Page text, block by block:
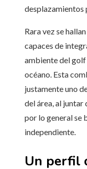
desplazamientos
Rara vez se
capaces de
ambiente del
océano. Esta
justamente uno
del área, al juntar
por lo general se
independiente.
Un perfil